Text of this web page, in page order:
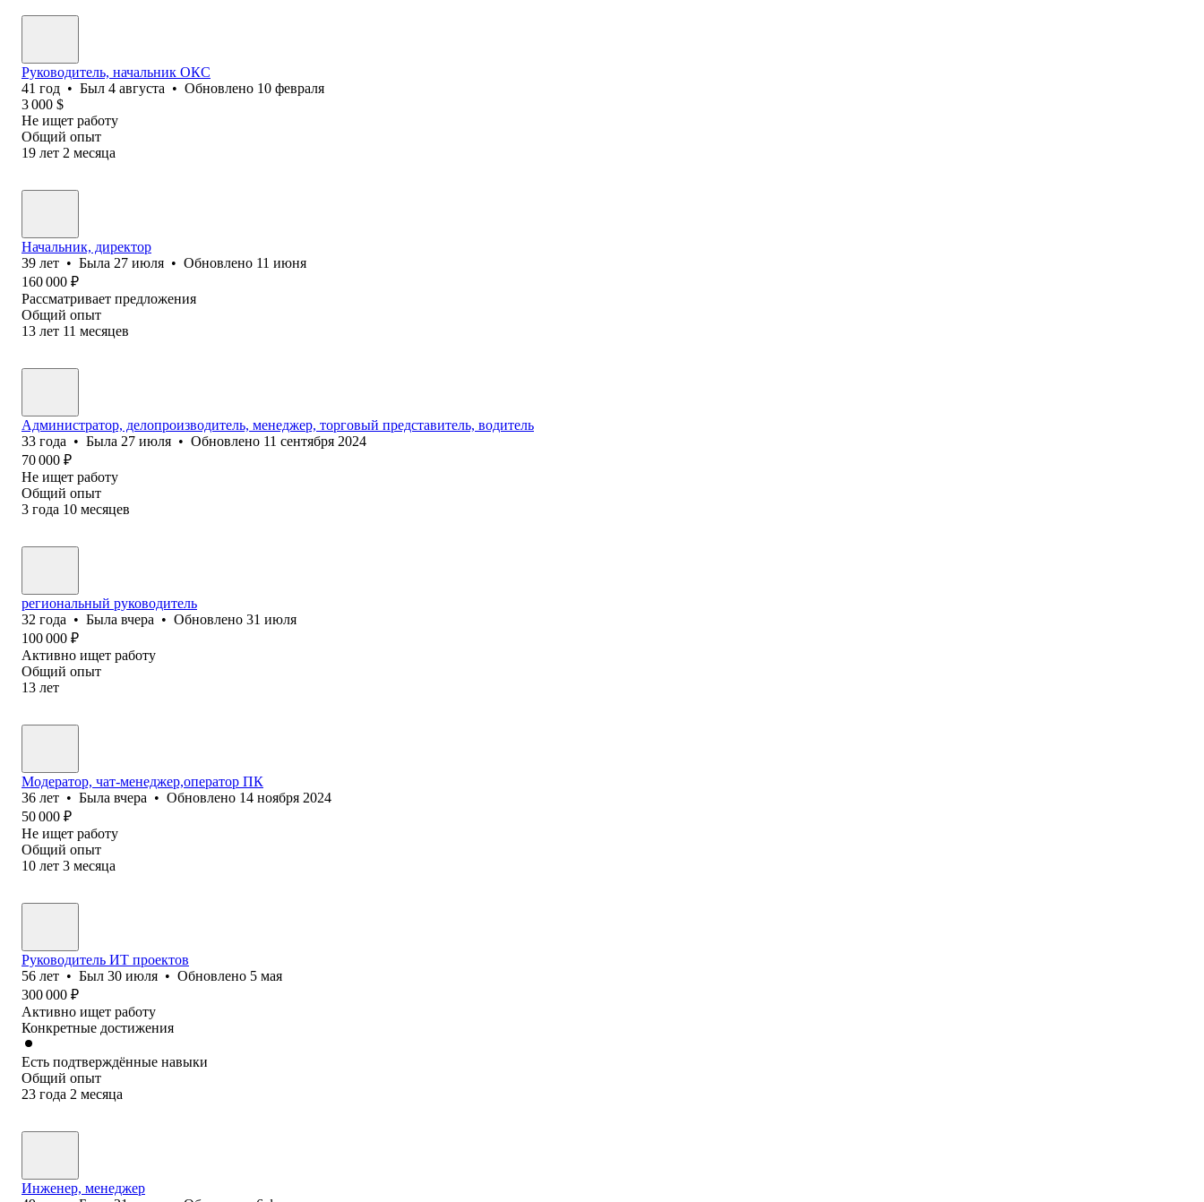
Pуководитель, начальник ОКС
41 год • Был 4 августа • Обновлено 10 февраля
3 000 $
Не ищет работу
Общий опыт
19 лет 2 месяца
Начальник, директор
39 лет • Была 27 июля • Обновлено 11 июня
160 000 ₽
Рассматривает предложения
Общий опыт
13 лет 11 месяцев
Администратор, делопроизводитель, менеджер, торговый представитель, водитель
33 года • Была 27 июля • Обновлено 11 сентября 2024
70 000 ₽
Не ищет работу
Общий опыт
3 года 10 месяцев
региональный руководитель
32 года • Была вчера • Обновлено 31 июля
100 000 ₽
Активно ищет работу
Общий опыт
13 лет
Модератор, чат-менеджер,оператор ПК
36 лет • Была вчера • Обновлено 14 ноября 2024
50 000 ₽
Не ищет работу
Общий опыт
10 лет 3 месяца
Руководитель ИТ проектов
56 лет • Был 30 июля • Обновлено 5 мая
300 000 ₽
Активно ищет работу
Конкретные достижения
Есть подтверждённые навыки
Общий опыт
23 года 2 месяца
Инженер, менеджер